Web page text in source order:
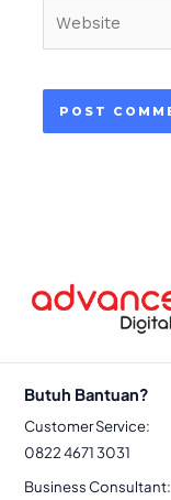
Butuh Bantuan?
Customer Service:
0822 4671 3031
Business Consultant: